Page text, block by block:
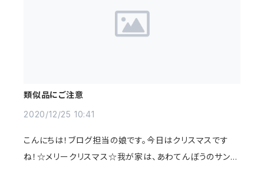
類似品にご注意
2020/12/25 10:41
こんにちは！ブログ担当の娘です。今日はクリスマスです
ね！☆メリークリスマス☆我が家は、あわてんぼうのサンタ